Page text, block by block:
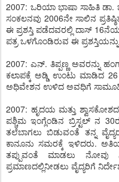
2007: ಒರಿಯಾ ಭಾಷಾ ಸಾಹಿತಿ ಡಾ.
ಸಂಕಲನವು 2006ನೇ ಸಾಲಿನ
ಈ ಪ್ರಶಸ್ತಿ ಪಡೆದವರಲ್ಲಿ ದಾಸ್
ಪತ್ರ ಒಳಗೊಂಡಿರುವ ಈ ಪ್ರಶಸ್ತಿಯನ್ನು
2007: ಎನ್. ತಿಪ್ಪಣ್ಣ ಅವರನ್ನು
ಕಲಾಪಕ್ಕೆ ಅಡ್ಡಿ ಉಂಟು ಮಾಡಿದ
ಅಧಿವೇಶನ ಉಳಿದ ಅವಧಿಗೆ
2007: ಹೃದಯ ಮತ್ತು
ಪಶ್ಚಿಮ ಇಂಗ್ಲೆಂಡಿನ ಬ್ರಿಸ್ಟಲ್ ನ
ತಲೆಬಾಗಲು ಬಿಡುವಂತೆ ತನ್ನ
ಕಾನೂನು ಸಮರಕ್ಕೆ ಇಳಿದರು.
ತಪ್ಪುವಂತೆ ಮಾಡಲು ನೋವು
ಪ್ರಮಾಣದಲ್ಲಿನೀಡಲು ವೈದ್ಯರಿಗೆ